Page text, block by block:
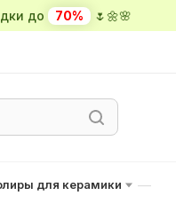
до 70% 🌷🌼🌸
для керамики —